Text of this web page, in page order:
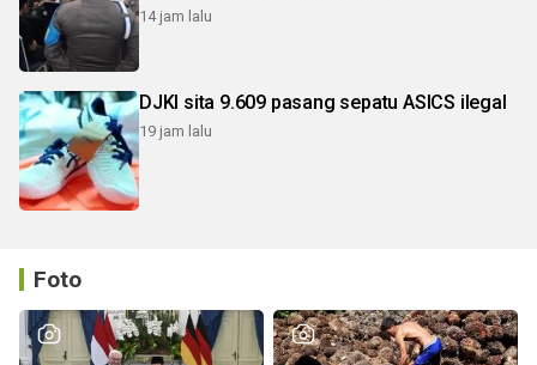
14 jam lalu
DJKI sita 9.609 pasang sepatu ASICS ilegal
19 jam lalu
Foto